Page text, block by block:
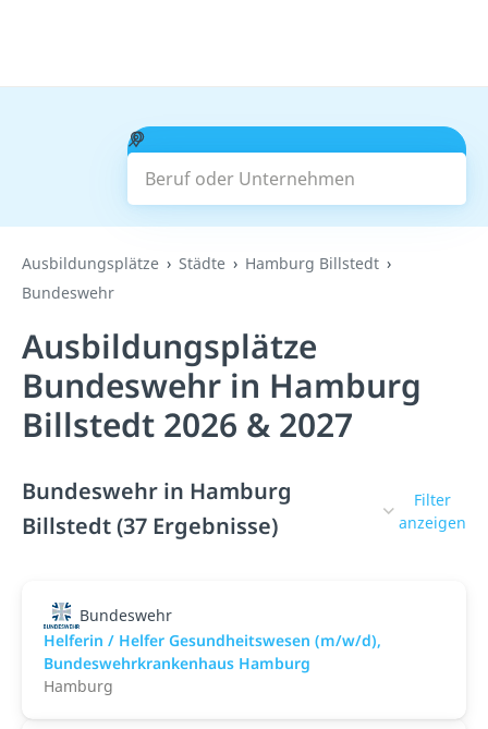
Beruf oder Unternehmen
Suchen
Ausbildungsplätze Städte
Hamburg Billstedt
Bundeswehr
Ausbildungsplätze
Bundeswehr in Hamburg
Billstedt 2026 & 2027
Bundeswehr in Hamburg
Billstedt (37 Ergebnisse)
Filter
anzeigen
Bundeswehr
Helferin / Helfer Gesundheitswesen (m/w/d),
Bundeswehrkrankenhaus Hamburg
Hamburg